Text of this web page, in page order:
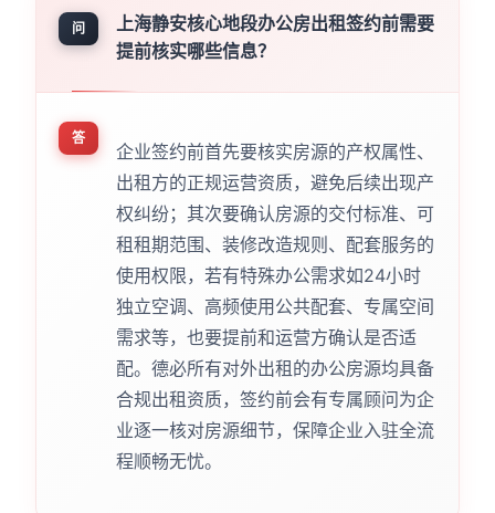
问
上海静安核心地段办公房出租签约前需要
提前核实哪些信息？
答
企业签约前首先要核实房源的产权属性、
出租方的正规运营资质，避免后续出现产
权纠纷；其次要确认房源的交付标准、可
租租期范围、装修改造规则、配套服务的
使用权限，若有特殊办公需求如24小时
独立空调、高频使用公共配套、专属空间
需求等，也要提前和运营方确认是否适
配。德必所有对外出租的办公房源均具备
合规出租资质，签约前会有专属顾问为企
业逐一核对房源细节，保障企业入驻全流
程顺畅无忧。